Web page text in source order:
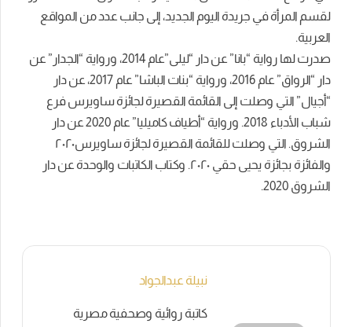
لقسم المرأة في جريدة اليوم الجديد، إلى جانب عدد من المواقع
العربية.
صدرت لها رواية “بانا” عن دار “ليلى”عام 2014، ورواية “الجدار” عن
دار “الرواق” عام 2016، ورواية “بنات الباشا” عام 2017، عن دار
“أجيال” التي وصلت إلى القائمة القصيرة لجائزة ساويرس فرع
شباب الأدباء 2018. ورواية “أطياف كاميليا” عام 2020 عن دار
الشروق. التي وصلت للقائمة القصيرة لجائزة ساويرس٢٠٢٠
والفائزة بجائزة يحيى حقي ٢٠٢٠. وكتاب الكاتبات والوحدة عن دار
الشروق 2020.
نبيلة عبدالجواد
كاتبة روائية وصحفية مصرية